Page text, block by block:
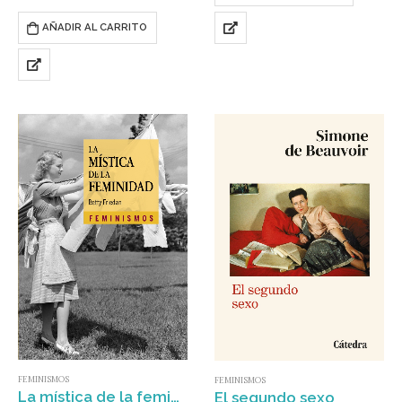
AÑADIR AL CARRITO
FEMINISMOS
La mística de la feminidad
FEMINISMOS
El segundo sexo